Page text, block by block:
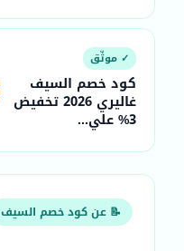
✓ موثّق
كود خصم السيف
غاليري 2026 تخفيض
3% علي...
📝 عن كود خصم السيف